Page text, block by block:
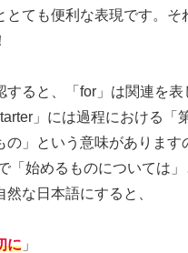
とても便利な表現です。そ
すると、「for」は関連を表
」には過程における「
の」という意味があります
「始めるものについては」
然な日本語にすると、
に 」